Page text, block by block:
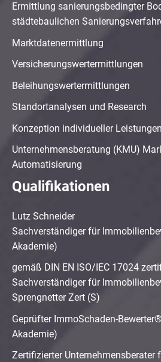
Ermittlung sanierungsbedingter
städtebaulichen
Marktdatenermittlung
Versicherungswertermittlungen
Beleihungswertermittlungen
Standortanalysen und Research
Konzeption individueller Leistungen
Unternehmensberatung (KMU)
Automatisierung
Qualifikationen
Lutz Schneider
Sachverständiger für
Akademie)
gemäß DIN EN ISO/IEC 17024
Sachverständiger für
Sprengnetter Zert (S)
Geprüfter ImmoSchaden-
Akademie)
Zertifizierter Unternehmensberater